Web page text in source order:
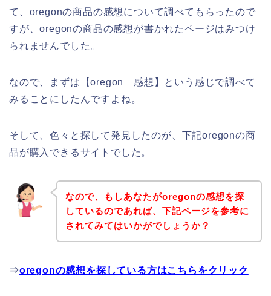
て、oregonの商品の感想について調べてもらったので
すが、oregonの商品の感想が書かれたページはみつけ
られませんでした。
なので、まずは【oregon 感想】という感じで調べて
みることにしたんですよね。
そして、色々と探して発見したのが、下記oregonの商
品が購入できるサイトでした。
なので、もしあなたがoregonの感想を探
しているのであれば、下記ページを参考に
されてみてはいかがでしょうか？
⇒oregonの感想を探している方はこちらをクリック